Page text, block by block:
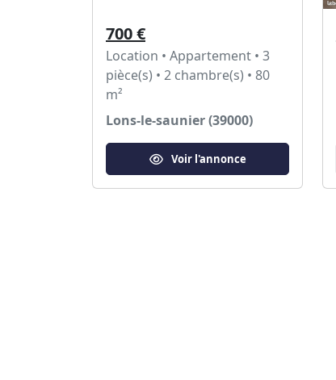
700 €
Location • Appartement • 3
pièce(s) • 2 chambre(s) • 80
m²
Lons-le-saunier (39000)
Voir l'annonce